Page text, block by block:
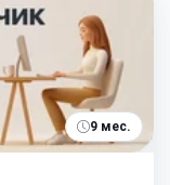
9 мес.